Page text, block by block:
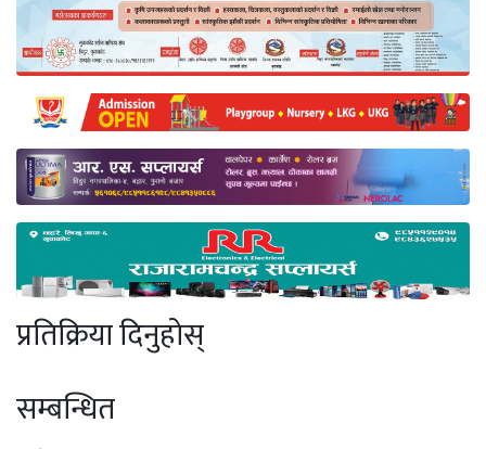
प्रतिक्रिया दिनुहोस्
सम्बन्धित